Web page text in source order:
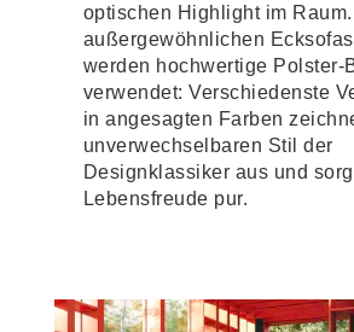
optischen Highlight im
außergewöhnlichen
werden hochwertige Polster-
verwendet: Verschiedenste
in angesagten Farben
unverwechselbaren Stil der
Designklassiker aus und
Lebensfreude pur.